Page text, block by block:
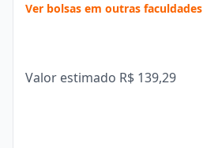
Ver bolsas em outras faculdades
Valor estimado R$ 139,29